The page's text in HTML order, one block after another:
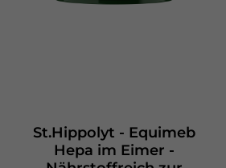
St.Hippolyt - Equimeb
Hepa im Eimer -